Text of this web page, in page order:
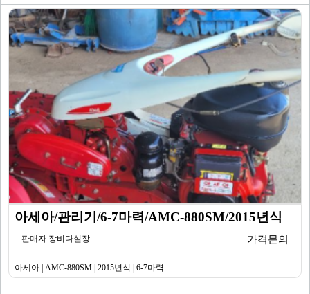
아세아/관리기/6-7마력/AMC-880SM/2015년식
판매자 장비다실장 가격문의
아세아 | AMC-880SM | 2015년식 | 6-7마력